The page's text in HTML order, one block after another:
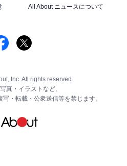
All About ニュースについて
Inc. All rights reserved.
真・イラストなど、
・転載・公衆送信等を禁じます。